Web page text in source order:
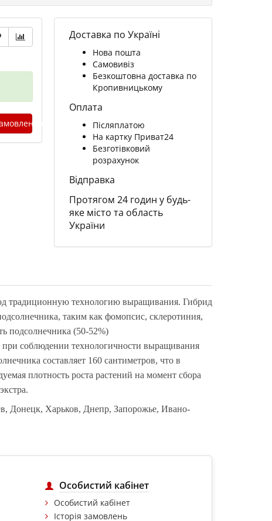
Доставка по Україні
Нова пошта
Самовивіз
Безкоштовна доставка по
Кропивницькому
Оплата
Післяплатою
На картку Приват24
Безготівковий
розрахунок
Відправка
Протягом 24 годин у будь-
яке місто та область
України
традиционную технологию выращивания. Гибрид
таким как фомопсис, склеротиния,
подсолнечника (50-52%)
соблюдении технологичности выращивания
составляет 160 сантиметров, что в
плотность роста растений на момент сбора
Донецк, Харьков, Днепр, Запорожье, Ивано-
Особистий кабінет
Особистий кабінет
Історія замовлень